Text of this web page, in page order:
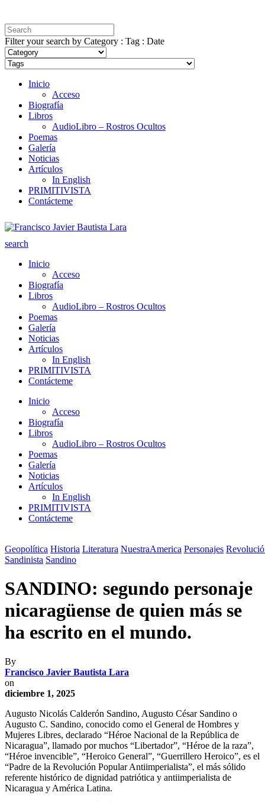
Filter your search by Category : Tag : Date
Inicio
Acceso
Biografía
Libros
AudioLibro – Rostros Ocultos
Poemas
Galería
Noticias
Artículos
In English
PRIMITIVISTA
Contácteme
search
Inicio
Acceso
Biografía
Libros
AudioLibro – Rostros Ocultos
Poemas
Galería
Noticias
Artículos
In English
PRIMITIVISTA
Contácteme
Inicio
Acceso
Biografía
Libros
AudioLibro – Rostros Ocultos
Poemas
Galería
Noticias
Artículos
In English
PRIMITIVISTA
Contácteme
Geopolítica Historia Literatura NuestraAmerica Personajes
Sandinista Sandino
SANDINO: segundo personaje
nicaragüense de quien más se
ha escrito en el mundo.
By
Francisco Javier Bautista Lara
on
diciembre 1, 2025
Augusto Nicolás Calderón Sandino, Augusto César Sandino o
Augusto C. Sandino, conocido como el General de Hombres y
Mujeres Libres, declarado “Héroe Nacional de la República de
Nicaragua”, llamado por muchos “Libertador”, “Héroe de la raza”,
“Héroe invencible”, “Heroico General”, “Guerrillero Heroico”, es el
“Padre de la Revolución Popular Antiimperialista”, el más sólido
referente histórico de dignidad patriótica y antiimperialista de
Nicaragua y América Latina.